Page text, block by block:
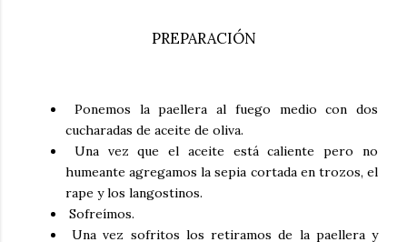
PREPARACIÓN
Ponemos la paellera al fuego medio con dos
cucharadas de aceite de oliva.
Una vez que el aceite está caliente pero no
humeante agregamos la sepia cortada en trozos, el
rape y los langostinos.
Sofreímos.
Una vez sofritos los retiramos de la paellera y